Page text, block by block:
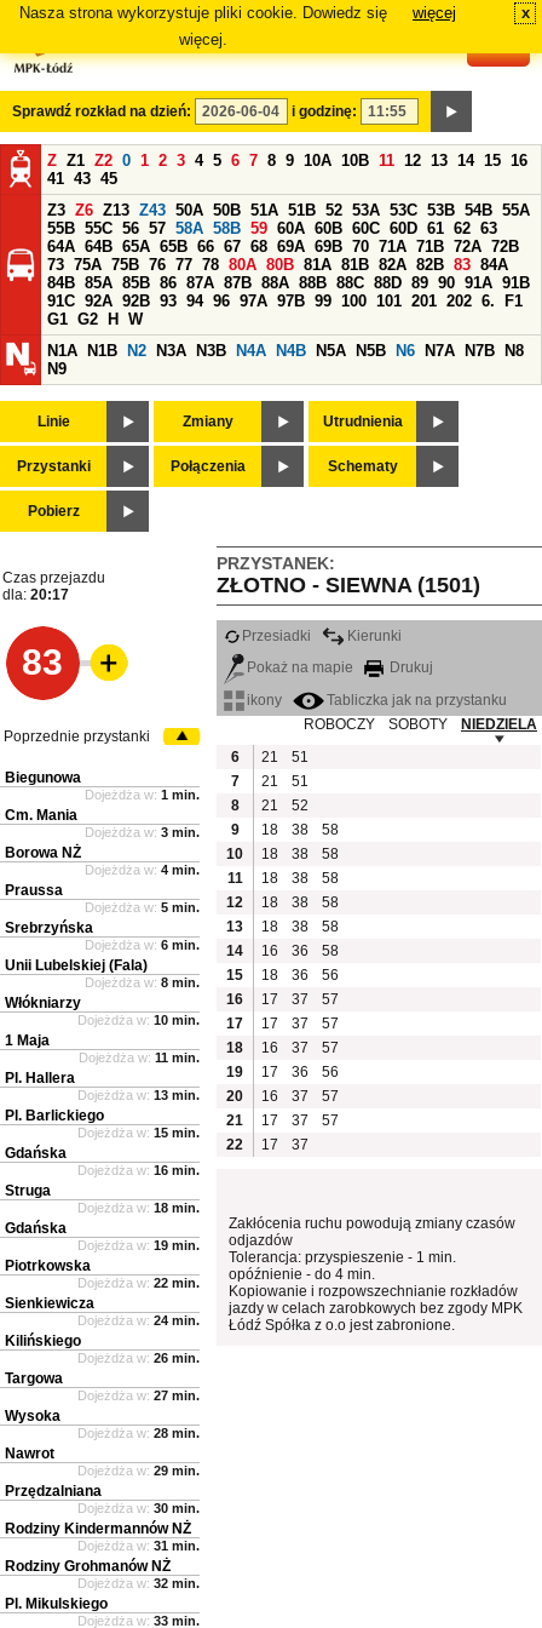
Nasza strona wykorzystuje pliki cookie. Dowiedz się
więcej.
więcej x
Sprawdź rozkład na dzień: i godzinę:
Z Z1 Z2 0 1 2 3 4 5 6 7 8 9 10A 10B 11 12 13 14 15 16
41 43 45
Z3 Z6 Z13 Z43 50A 50B 51A 51B 52 53A 53C 53B 54B 55A
55B 55C 56 57 58A 58B 59 60A 60B 60C 60D 61 62 63
64A 64B 65A 65B 66 67 68 69A 69B 70 71A 71B 72A 72B
73 75A 75B 76 77 78 80A 80B 81A 81B 82A 82B 83 84A
84B 85A 85B 86 87A 87B 88A 88B 88C 88D 89 90 91A 91B
91C 92A 92B 93 94 96 97A 97B 99 100 101 201 202 6.
F1
G1 G2 H
W
N1A
N1B N2 N3A N3B N4A N4B N5A N5B N6 N7A N7B
N8
N9
Linie Zmiany Utrudnienia
Przystanki Połączenia Schematy
Pobierz
PRZYSTANEK:
ZŁOTNO - SIEWNA (1501)
Czas przejazdu
dla: 20:17
83
Przesiadki
Kierunki
Pokaż na mapie
Drukuj
ikony
Tabliczka jak na przystanku
ROBOCZY
SOBOTY
NIEDZIELA
6
21
51
7
21
51
8
21
52
9
18 38
58
10
18 38
58
11
18 38
58
12
18 38
58
13
18 38
58
14
16 36
58
15
18 36
56
16
17 37
57
17
17 37
57
18
16 37
57
19
17 36
56
20
16 37
57
21
17 37
57
22
17 37
Zakłócenia ruchu powodują zmiany czasów
odjazdów
Tolerancja: przyspieszenie - 1 min.
opóźnienie - do 4 min.
Kopiowanie i rozpowszechnianie rozkładów
jazdy w celach zarobkowych bez zgody MPK
Łódź Spółka z o.o jest zabronione.
Poprzednie przystanki
Biegunowa
Dojeżdża w: 1 min.
Cm. Mania
Dojeżdża w: 3 min.
Borowa NŻ
Dojeżdża w: 4 min.
Praussa
Dojeżdża w: 5 min.
Srebrzyńska
Dojeżdża w: 6 min.
Unii Lubelskiej (Fala)
Dojeżdża w: 8 min.
Włókniarzy
Dojeżdża w: 10 min.
1 Maja
Dojeżdża w: 11 min.
Pl. Hallera
Dojeżdża w: 13 min.
Pl. Barlickiego
Dojeżdża w: 15 min.
Gdańska
Dojeżdża w: 16 min.
Struga
Dojeżdża w: 18 min.
Gdańska
Dojeżdża w: 19 min.
Piotrkowska
Dojeżdża w: 22 min.
Sienkiewicza
Dojeżdża w: 24 min.
Kilińskiego
Dojeżdża w: 26 min.
Targowa
Dojeżdża w: 27 min.
Wysoka
Dojeżdża w: 28 min.
Nawrot
Dojeżdża w: 29 min.
Przędzalniana
Dojeżdża w: 30 min.
Rodziny Kindermannów NŻ
Dojeżdża w: 31 min.
Rodziny Grohmanów NŻ
Dojeżdża w: 32 min.
Pl. Mikulskiego
Dojeżdża w: 33 min.